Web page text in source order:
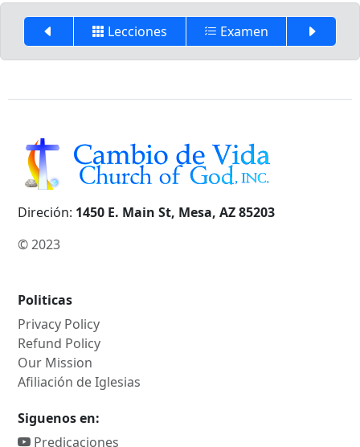
Lecciones Examen
Direción: 1450 E. Main St, Mesa, AZ 85203
© 2023
Politicas
Privacy Policy
Refund Policy
Our Mission
Afiliación de Iglesias
Siguenos en:
Predicaciones